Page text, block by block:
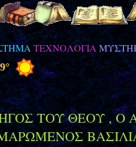
ΤΕΧΝΟΛΟΓΙΑ
ΤΟΥ ΘΕΟΥ , Ο